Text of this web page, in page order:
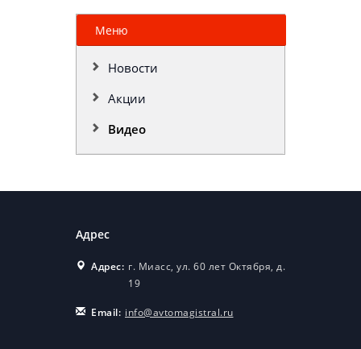
Меню
Новости
Акции
Видео
Адрес
Адрес: г. Миасс, ул. 60 лет Октября, д.
19
Email: info@avtomagistral.ru